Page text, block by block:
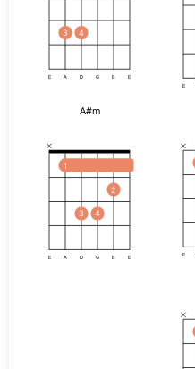
3 4
E A D G B E
E
A#m
1
3 4
2
E A D G B E E